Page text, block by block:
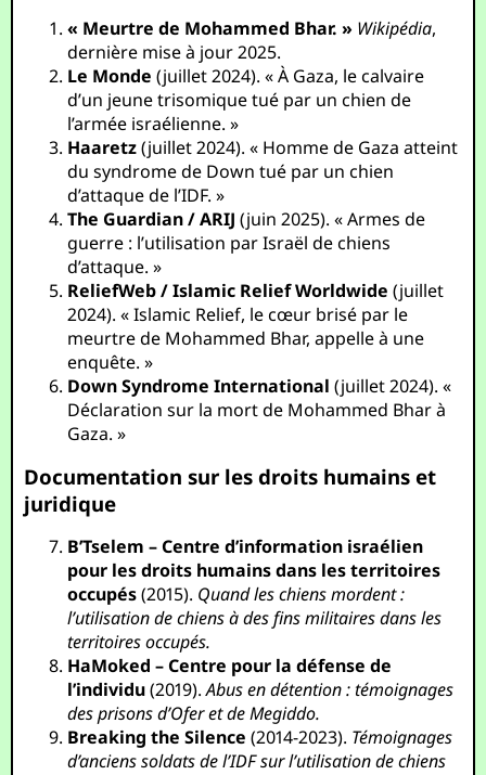
« Meurtre de Mohammed Bhar. » Wikipédia,
dernière mise à jour 2025.
Le Monde (juillet 2024). « À Gaza, le calvaire
d’un jeune trisomique tué par un chien de
l’armée israélienne. »
Haaretz(juillet 2024). « Homme de Gaza atteint
du syndrome de Down tué par un chien
d’attaque de l’IDF. »
The Guardian / ARIJ (juin 2025). « Armes de
guerre : l’utilisation par Israël de chiens
d’attaque. »
ReliefWeb / Islamic Relief Worldwide (juillet
2024). « Islamic Relief, le cœur brisé par le
meurtre de Mohammed Bhar, appelle à une
enquête. »
Down Syndrome International (juillet 2024). «
Déclaration sur la mort de Mohammed Bhar à
Gaza. »
Documentation sur les droits humains et
juridique
B’Tselem – Centre d’information israélien
pour les droits humains dans les territoires
occupés(2015). Quand les chiens mordent :
l’utilisation de chiens à des fins militaires dans les
territoires occupés.
HaMoked – Centre pour la défense de
l’individu(2019).Abus en détention : témoignages
des prisons d’Ofer et de Megiddo.
Breaking the Silence (2014-2023). Témoignages
d’anciens soldats de l’IDF sur l’utilisation de chiens